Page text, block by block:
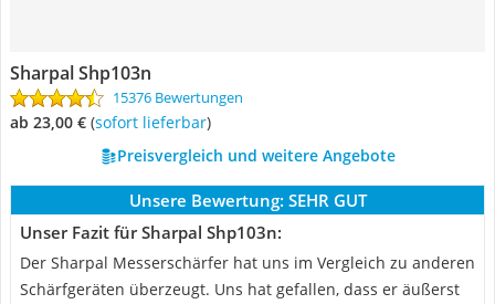
Sharpal Shp103n
15376 Bewertungen
ab 23,00 € ( Sofort lieferbar)
Preisvergleich und weitere Angebote
Unsere Bewertung: SEHR GUT
Unser Fazit für Sharpal Shp103n:
Der Sharpal Messerschärfer hat uns im Vergleich zu anderen
Schärfgeräten überzeugt. Uns hat gefallen, dass er äußerst